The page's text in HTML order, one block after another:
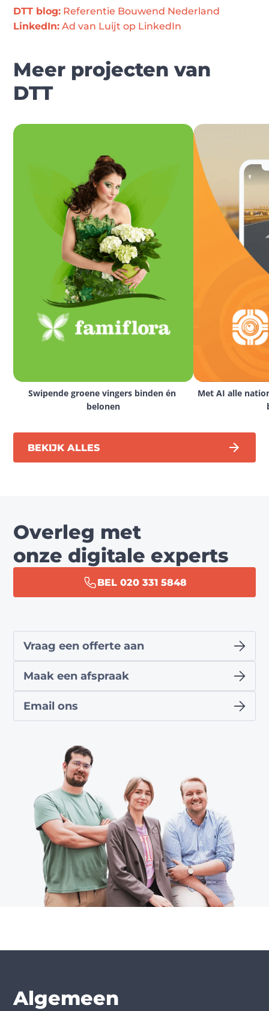
DTT blog: Referentie Bouwend Nederland
LinkedIn: Ad van Luijt op LinkedIn
Meer projecten van
DTT
Swipende groene vingers binden én
belonen
Met AI alle
BEKIJK ALLES
Overleg met
onze digitale experts
BEL 020 331 5848
Vraag een offerte aan
Maak een afspraak
Email ons
Algemeen